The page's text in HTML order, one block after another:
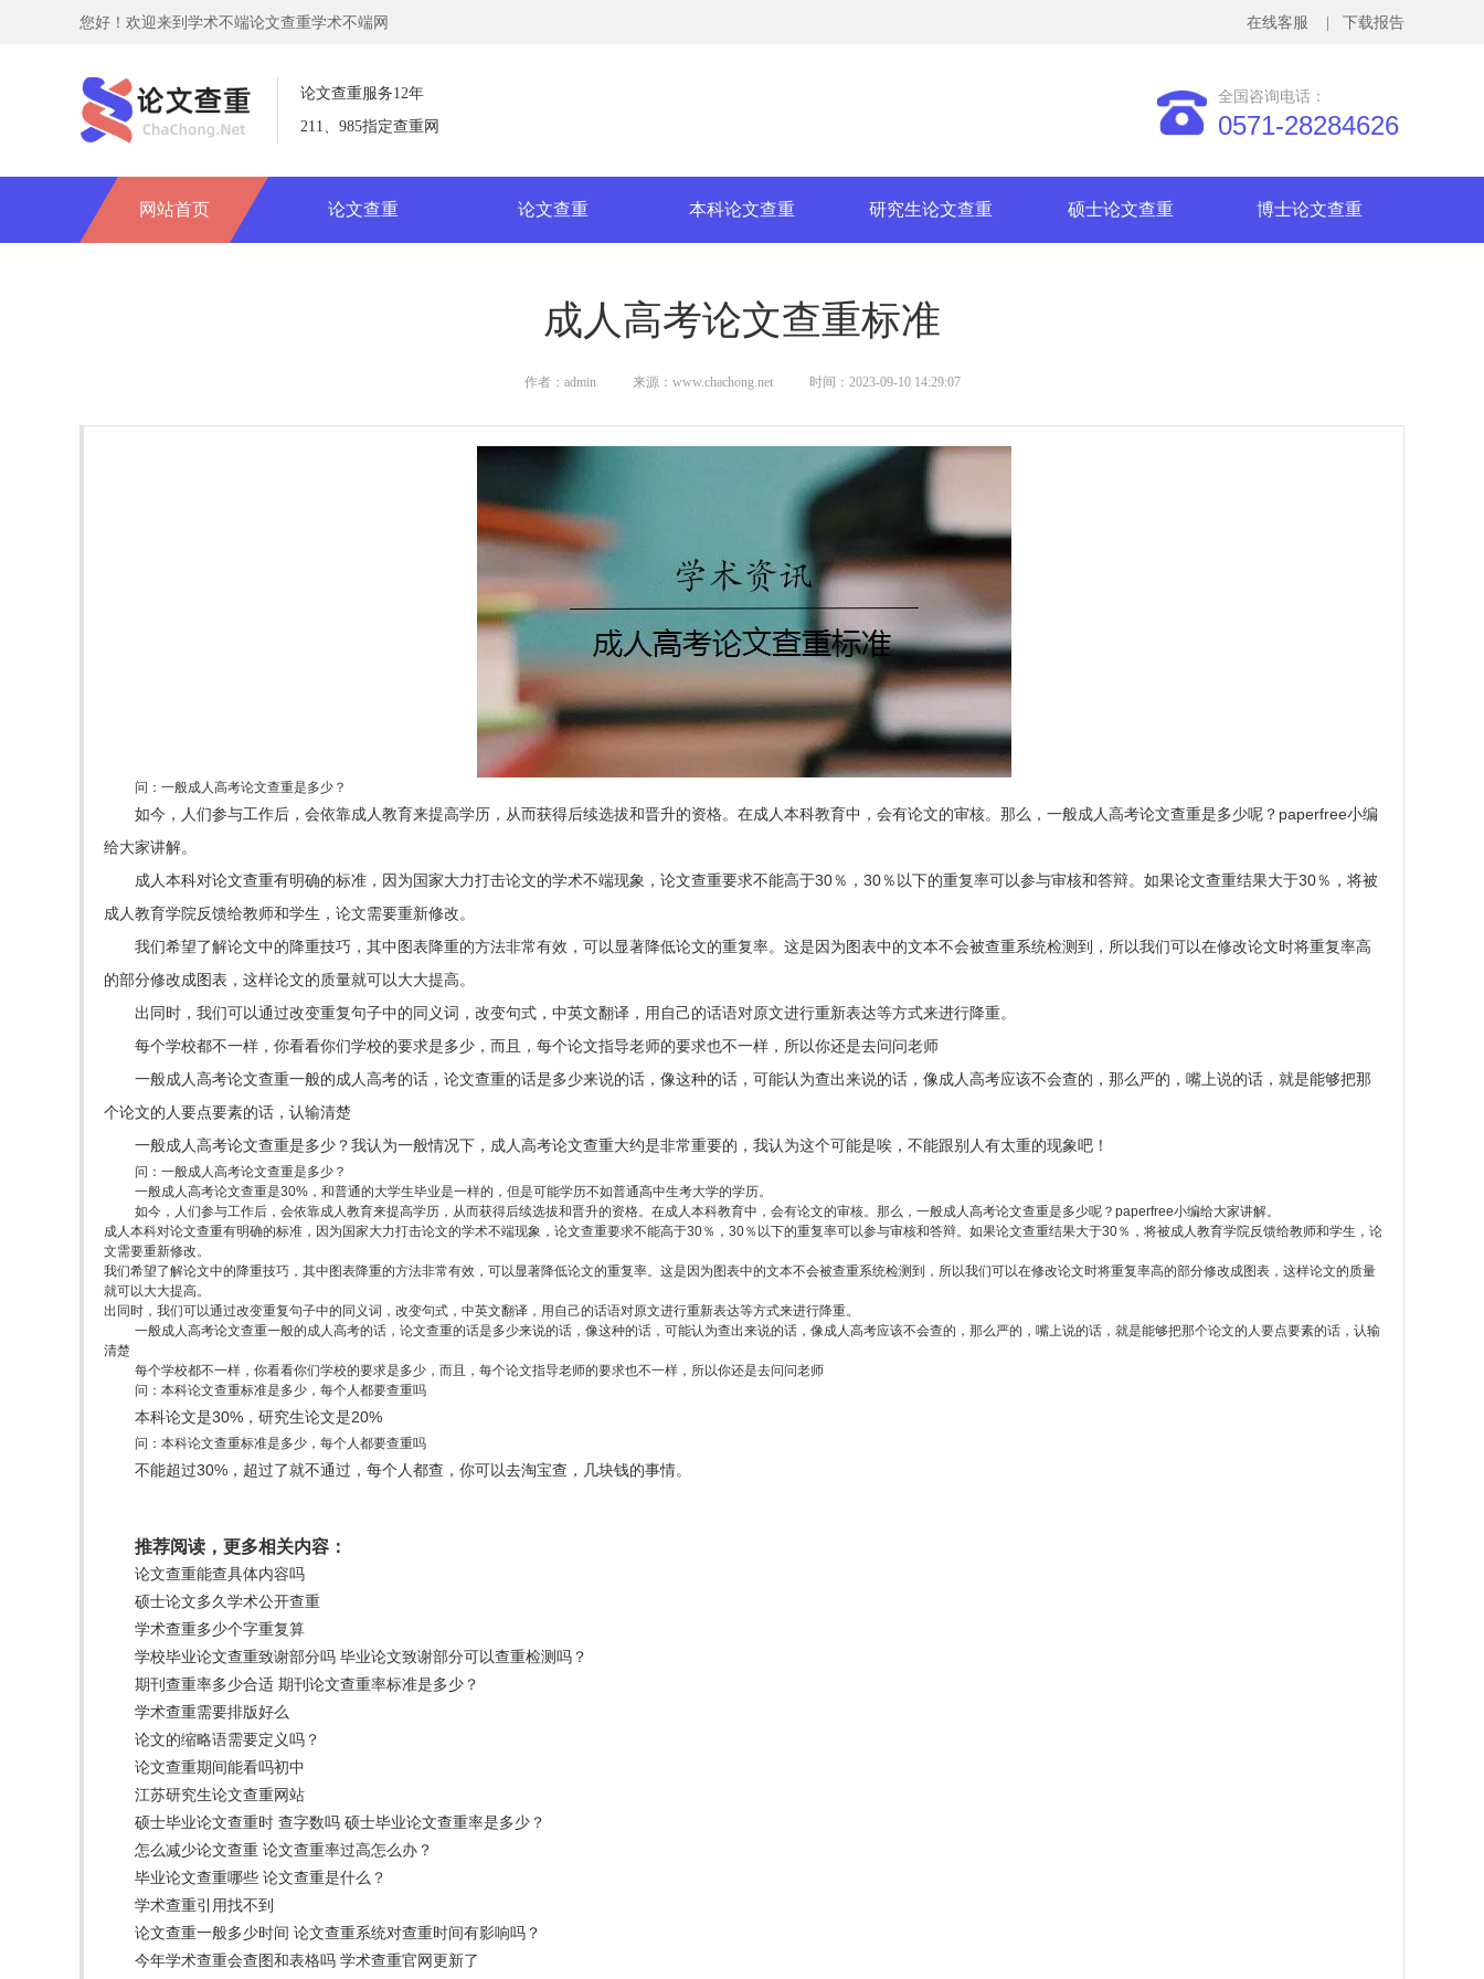
您好！欢迎来到学术不端论文查重学术不端网
网站首页 论文查重 论文查重 本科论文查重 研究生论文查重 硕士论文查重 博士论文查重
论文查重服务12年
211、985指定查重网
全国咨询电话：
0571-28284626
| 下载报告
在线客服
成人高考论文查重标准
作者：admin 来源：www.chachong.net 时间：2023-09-10 14:29:07
问：一般成人高考论文查重是多少？
如今，人们参与工作后，会依靠成人教育来提高学历，从而获得后续选拔和晋升的资格。在成人本科教育中，会有论文的审核。那么，一般成人高考论文查重是多少呢？paperfree小编
给大家讲解。
成人本科对论文查重有明确的标准，因为国家大力打击论文的学术不端现象，论文查重要求不能高于30％，30％以下的重复率可以参与审核和答辩。如果论文查重结果大于30％，将被
成人教育学院反馈给教师和学生，论文需要重新修改。
我们希望了解论文中的降重技巧，其中图表降重的方法非常有效，可以显著降低论文的重复率。这是因为图表中的文本不会被查重系统检测到，所以我们可以在修改论文时将重复率高
的部分修改成图表，这样论文的质量就可以大大提高。
出同时，我们可以通过改变重复句子中的同义词，改变句式，中英文翻译，用自己的话语对原文进行重新表达等方式来进行降重。
每个学校都不一样，你看看你们学校的要求是多少，而且，每个论文指导老师的要求也不一样，所以你还是去问问老师
一般成人高考论文查重一般的成人高考的话，论文查重的话是多少来说的话，像这种的话，可能认为查出来说的话，像成人高考应该不会查的，那么严的，嘴上说的话，就是能够把那
个论文的人要点要素的话，认输清楚
一般成人高考论文查重是多少？我认为一般情况下，成人高考论文查重大约是非常重要的，我认为这个可能是唉，不能跟别人有太重的现象吧！
问：一般成人高考论文查重是多少？
一般成人高考论文查重是30%，和普通的大学生毕业是一样的，但是可能学历不如普通高中生考大学的学历。
如今，人们参与工作后，会依靠成人教育来提高学历，从而获得后续选拔和晋升的资格。在成人本科教育中，会有论文的审核。那么，一般成人高考论文查重是多少呢？paperfree小编给大家讲解。
成人本科对论文查重有明确的标准，因为国家大力打击论文的学术不端现象，论文查重要求不能高于30％，30％以下的重复率可以参与审核和答辩。如果论文查重结果大于30％，将被成人教育学院反馈给教师和学生，论
文需要重新修改。
我们希望了解论文中的降重技巧，其中图表降重的方法非常有效，可以显著降低论文的重复率。这是因为图表中的文本不会被查重系统检测到，所以我们可以在修改论文时将重复率高的部分修改成图表，这样论文的质量
就可以大大提高。
出同时，我们可以通过改变重复句子中的同义词，改变句式，中英文翻译，用自己的话语对原文进行重新表达等方式来进行降重。
一般成人高考论文查重一般的成人高考的话，论文查重的话是多少来说的话，像这种的话，可能认为查出来说的话，像成人高考应该不会查的，那么严的，嘴上说的话，就是能够把那个论文的人要点要素的话，认输
清楚
每个学校都不一样，你看看你们学校的要求是多少，而且，每个论文指导老师的要求也不一样，所以你还是去问问老师
问：本科论文查重标准是多少，每个人都要查重吗
本科论文是30%，研究生论文是20%
问：本科论文查重标准是多少，每个人都要查重吗
不能超过30%，超过了就不通过，每个人都查，你可以去淘宝查，几块钱的事情。
推荐阅读，更多相关内容：
论文查重能查具体内容吗
硕士论文多久学术公开查重
学术查重多少个字重复算
学校毕业论文查重致谢部分吗 毕业论文致谢部分可以查重检测吗？
期刊查重率多少合适 期刊论文查重率标准是多少？
学术查重需要排版好么
论文的缩略语需要定义吗？
论文查重期间能看吗初中
江苏研究生论文查重网站
硕士毕业论文查重时 查字数吗 硕士毕业论文查重率是多少？
怎么减少论文查重 论文查重率过高怎么办？
毕业论文查重哪些 论文查重是什么？
学术查重引用找不到
论文查重一般多少时间 论文查重系统对查重时间有影响吗？
今年学术查重会查图和表格吗 学术查重官网更新了